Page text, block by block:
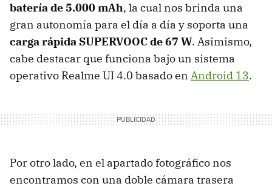
batería de 5.000mAh, la cual nos brinda una
gran autonomía para el día a día y soporta una
carga rápida SUPERVOOC de 67 W. Asimismo,
cabe destacar que funciona bajo un sistema
operativo Realme UI 4.0 basado en Android 13.
Por otro lado, en el apartado fotográfico nos
encontramos con una doble cámara trasera